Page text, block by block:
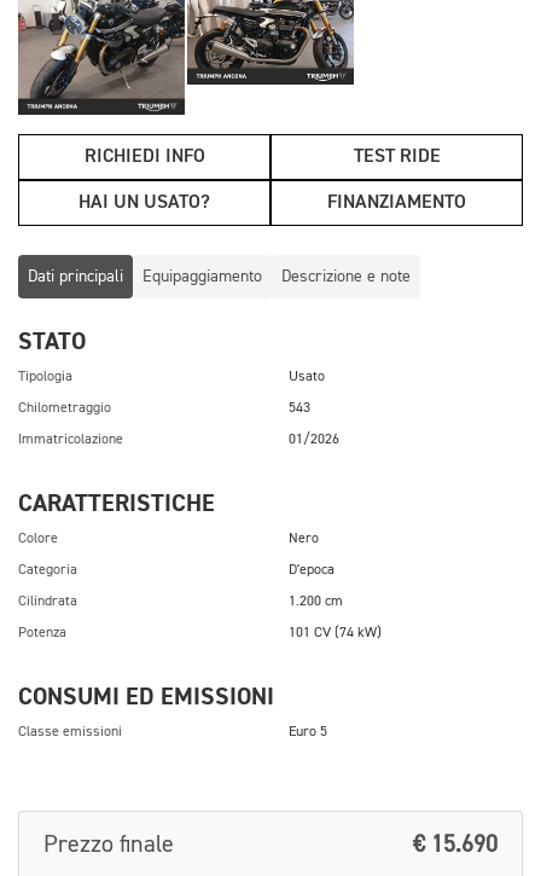
RICHIEDI INFO TEST RIDE
HAI UN USATO? FINANZIAMENTO
Dati principali Equipaggiamento Descrizione e note
STATO
Tipologia Usato
Chilometraggio 543
Immatricolazione 01/2026
CARATTERISTICHE
Colore Nero
Categoria D'epoca
Cilindrata 1.200 cm
Potenza 101 CV (74 kW)
CONSUMI ED EMISSIONI
Classe emissioni Euro 5
Prezzo finale € 15.690